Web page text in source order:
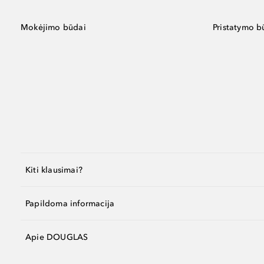
Mokėjimo būdai Pristatymo
Kiti klausimai?
Papildoma informacija
Apie DOUGLAS